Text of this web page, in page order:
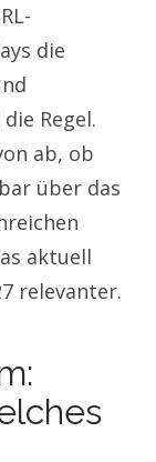
die
Regel.
ab, ob
über das
aktuell
relevanter.